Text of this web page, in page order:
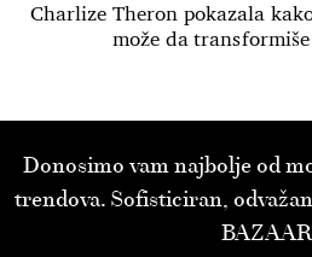
Charlize Theron pokazala
može da
Donosimo vam najbolje od
trendova. Sofisticiran,